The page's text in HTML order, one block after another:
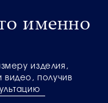
именно
изделия,
видео, получив